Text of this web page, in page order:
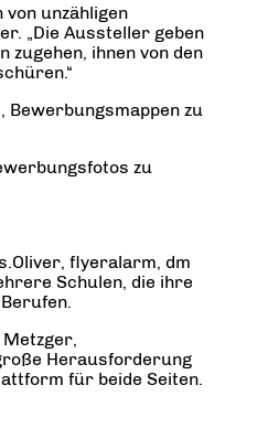
unzähligen
„Die Aussteller geben
ihnen von den
Bewerbungsmappen zu
zu
flyeralarm, dm
Schulen, die ihre
Herausforderung
für beide Seiten.